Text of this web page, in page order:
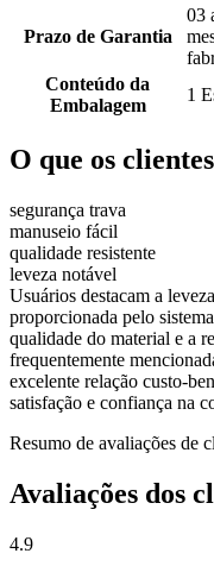
Prazo de Garantia
03
Conteúdo da
Embalagem
1
O que os
segurança trava
manuseio fácil
qualidade resistente
leveza notável
Usuários destacam a
proporcionada pelo
qualidade do material e a
frequentemente
excelente relação custo-
satisfação e confiança na
Resumo de avaliações de
Avaliações dos
4.9